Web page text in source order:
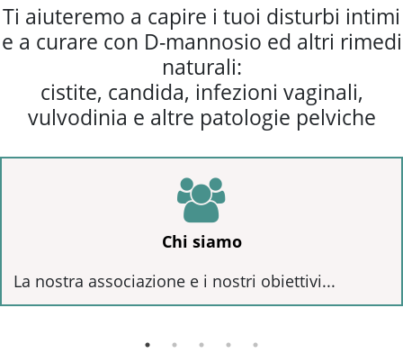
Ti aiuteremo a capire i tuoi disturbi intimi
e a curare con D-mannosio ed altri rimedi
naturali:
cistite, candida, infezioni vaginali,
vulvodinia e altre patologie pelviche
Chi siamo
La nostra associazione e i nostri obiettivi...